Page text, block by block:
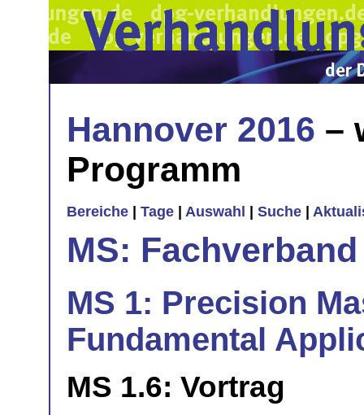
Hannover 2016 –
Programm
Bereiche Tage Auswahl Suche
MS:
MS 1: Precision
Fundamental
MS 1.6: Vortrag